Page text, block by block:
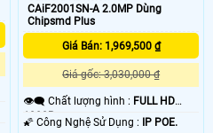
CAiF2001SN-A 2.0MP Dùng
Chipsmd Plus
Giá Bán: 1,969,500 ₫
Giá gốc: 3,030,000 ₫
👁️‍🗨 Chất lượng hình : FULL HD
1080P .
🌠 Công Nghệ Sử Dụng :
IP POE.